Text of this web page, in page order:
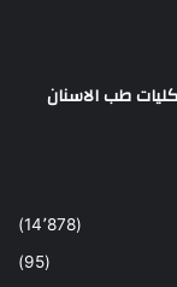
طب الاسنان
(14٬878)
(95)